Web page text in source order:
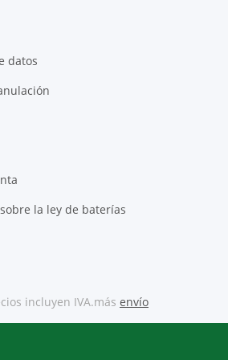
datos
la ley de baterías
incluyen IVA.más envío